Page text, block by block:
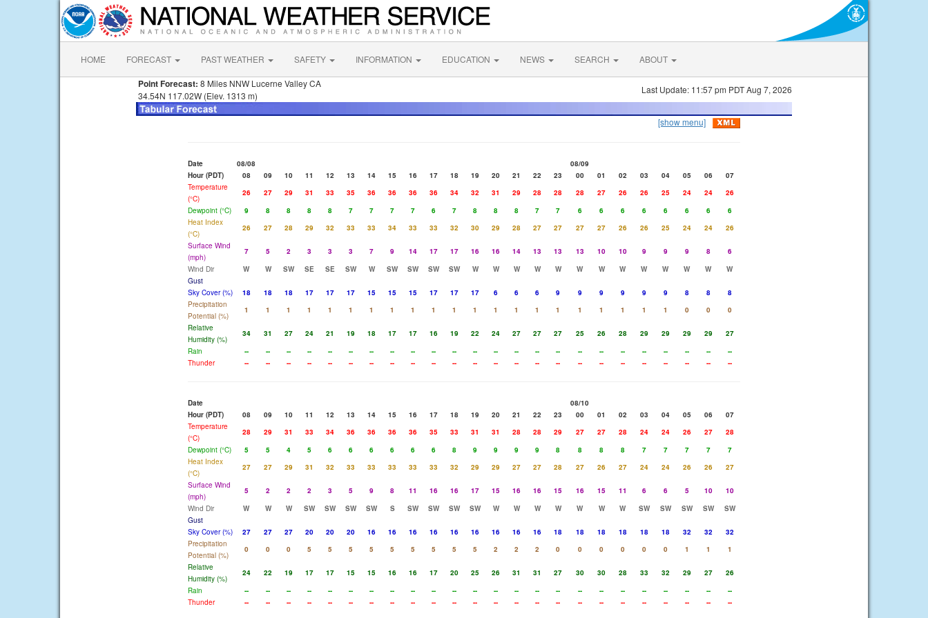
HOME FORECAST PAST WEATHER SAFETY INFORMATION EDUCATION NEWS SEARCH ABOUT
Point Forecast: 8 Miles NNW Lucerne Valley CA
34.54N 117.02W (Elev. 1313 m)
Last Update: 11:57 pm PDT Aug 7, 2026
[show menu]
Date 08/08
08/09
Hour (PDT)
08 09 10 11 12 13 14 15 16 17 18 19 20 21 22 23 00 01 02 03 04 05 06
07
Temperature
(°C)
26 27 29 31 33 35 36 36 36 36 34 32 31 29 28 28 28 27 26 26 25 24 24
26
Dewpoint (°C)
9 8 8 8 8 7 7 7 7 6 7 8 8 8 7 7 6 6 6 6 6 6 6
6
Heat Index
(°C)
26 27 28 29 32 33 33 34 33 33 32 30 29 28 27 27 27 27 26 26 25 24 24
26
Surface Wind
(mph)
7 5 2 3 3 3 7 9 14 17 17 16 16 14 13 13 13 10 10 9 9 9 8
6
Wind Dir
W W SW SE SE SW W SW SW SW SW W W W W W W W W W W W W
W
Gust
Sky Cover (%)
18 18 18 17 17 17 15 15 15 17 17 17 6 6 6 9 9 9 9 9 9 8 8
8
Precipitation
Potential (%)
1 1 1 1 1 1 1 1 1 1 1 1 1 1 1 1 1 1 1 1 1 0 0
0
Relative
Humidity (%)
34 31 27 24 21 19 18 17 17 16 19 22 24 27 27 27 25 26 28 29 29 29 29
27
Rain
-- -- -- -- -- -- -- -- -- -- -- -- -- -- -- -- -- -- -- -- -- -- --
--
Thunder
-- -- -- -- -- -- -- -- -- -- -- -- -- -- -- -- -- -- -- -- -- -- -- --
Date
08/10
Hour (PDT)
08 09 10 11 12 13 14 15 16 17 18 19 20 21 22 23 00 01 02 03 04 05 06
07
Temperature
(°C)
28 29 31 33 34 36 36 36 36 35 33 31 31 28 28 29 27 27 28 24 24 26 27
28
Dewpoint (°C)
5 5 4 5 6 6 6 6 6 6 8 9 9 9 9 8 8 8 8 7 7 7 7
7
Heat Index
(°C)
27 27 29 31 32 33 33 33 33 33 32 29 29 27 27 28 27 26 27 24 24 26 26
27
Surface Wind
(mph)
5 2 2 2 3 5 9 8 11 16 16 17 15 16 16 15 16 15 11 6 6 5 10
10
Wind Dir
W W W SW SW SW SW S SW SW SW SW W W W W W W W SW SW SW SW
SW
Gust
Sky Cover (%)
27 27 27 20 20 20 16 16 16 16 16 16 16 16 16 18 18 18 18 18 18 32 32
32
Precipitation
Potential (%)
0 0 0 5 5 5 5 5 5 5 5 5 2 2 2 0 0 0 0 0 0 1 1
1
Relative
Humidity (%)
24 22 19 17 17 15 15 16 16 17 20 25 26 31 31 27 30 30 28 33 32 29 27
26
Rain
-- -- -- -- -- -- -- -- -- -- -- -- -- -- -- -- -- -- -- -- -- -- --
--
Thunder
-- -- -- -- -- -- -- -- -- -- -- -- -- -- -- -- -- -- -- -- -- -- -- --